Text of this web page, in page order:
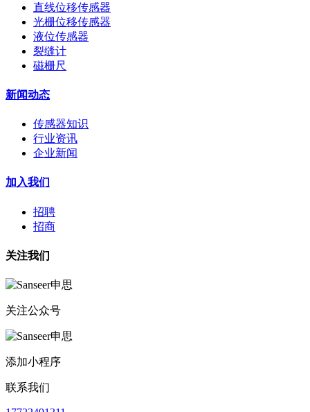
直线位移传感器
光栅位移传感器
液位传感器
裂缝计
磁栅尺
新闻动态
传感器知识
行业资讯
企业新闻
加入我们
招聘
招商
关注我们
关注公众号
添加小程序
联系我们